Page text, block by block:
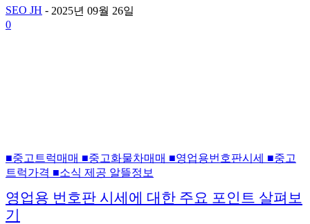
SEO JH - 2025년 09월 26일
0
■중고트럭매매 ■중고화물차매매 ■영업용번호판시세 ■중고
트럭가격 ■소식 제공 알뜰정보
영업용 번호판 시세에 대한 주요 포인트 살펴보
기